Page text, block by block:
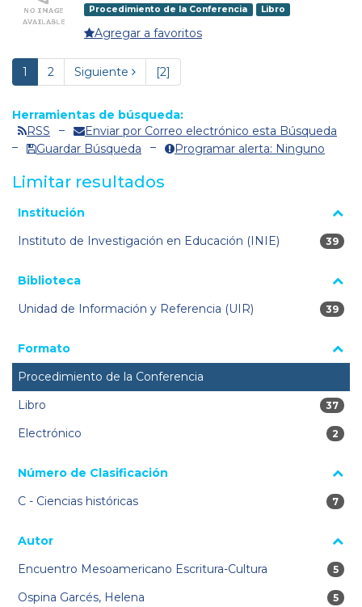
Procedimiento de la Conferencia Libro
Agregar a favoritos
1 2 Siguiente [2]
Herramientas de búsqueda:
RSS
Enviar por Correo electrónico esta Búsqueda
Guardar Búsqueda
Programar alerta: Ninguno
Limitar resultados
La página se volverá a cargar cuando se seleccione o excluya
Institución
Instituto de Investigación en Educación (INIE)
39
39
Biblioteca
Unidad de Información y Referencia (UIR)
39
39
Formato
Procedimiento de la Conferencia
Libro
37
37
Electrónico 2
2
Número de Clasificación
C - Ciencias históricas
7
7
Autor
Encuentro Mesoamericano Escritura-Cultura
5
5
Ospina Garcés, Helena 5
5